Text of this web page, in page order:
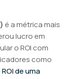
é a métrica mais
lucro em
o ROI com
como
de uma